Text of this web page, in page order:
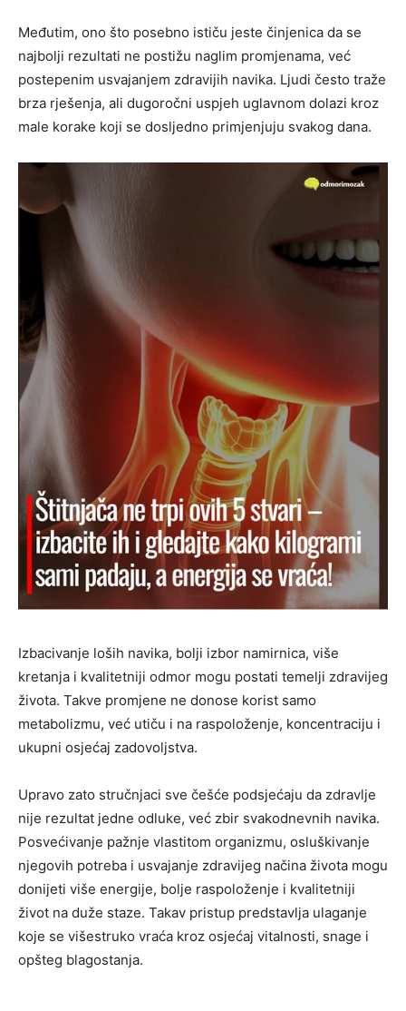
Međutim, ono što posebno ističu jeste činjenica da se
najbolji rezultati ne postižu naglim promjenama, već
postepenim usvajanjem zdravijih navika. Ljudi često traže
brza rješenja, ali dugoročni uspjeh uglavnom dolazi kroz
male korake koji se dosljedno primjenjuju svakog dana.
Izbacivanje loših navika, bolji izbor namirnica, više
kretanja i kvalitetniji odmor mogu postati temelji zdravijeg
života. Takve promjene ne donose korist samo
metabolizmu, već utiču i na raspoloženje, koncentraciju i
ukupni osjećaj zadovoljstva.
Upravo zato stručnjaci sve češće podsjećaju da zdravlje
nije rezultat jedne odluke, već zbir svakodnevnih navika.
Posvećivanje pažnje vlastitom organizmu, osluškivanje
njegovih potreba i usvajanje zdravijeg načina života mogu
donijeti više energije, bolje raspoloženje i kvalitetniji
život na duže staze. Takav pristup predstavlja ulaganje
koje se višestruko vraća kroz osjećaj vitalnosti, snage i
opšteg blagostanja.